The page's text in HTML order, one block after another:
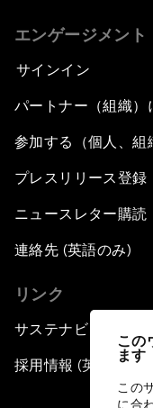
この
ます
この
に合
エンゲージメント
サインイン
パートナー（組織）
参加する（個人、組
プレスリリース登録
ニュースレター購読
連絡先 (英語のみ)
リンク
サステナビリティへ
採用情報 (英語のみ)